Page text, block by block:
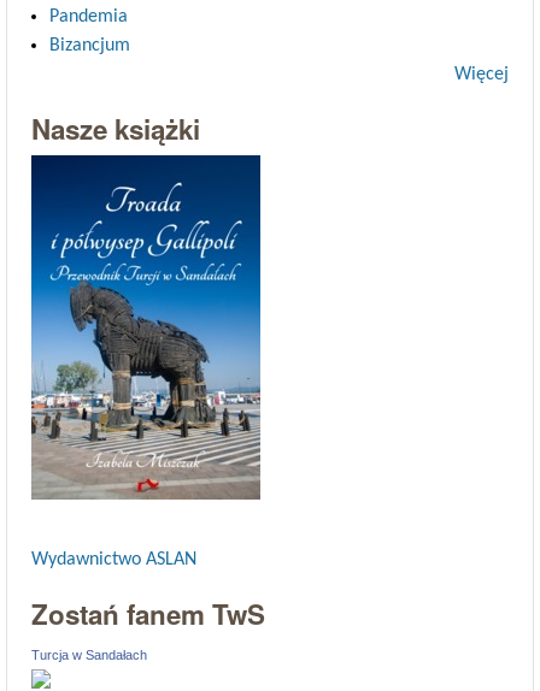
Pandemia
Bizancjum
Więcej
Nasze książki
Wydawnictwo ASLAN
Zostań fanem TwS
Turcja w Sandałach